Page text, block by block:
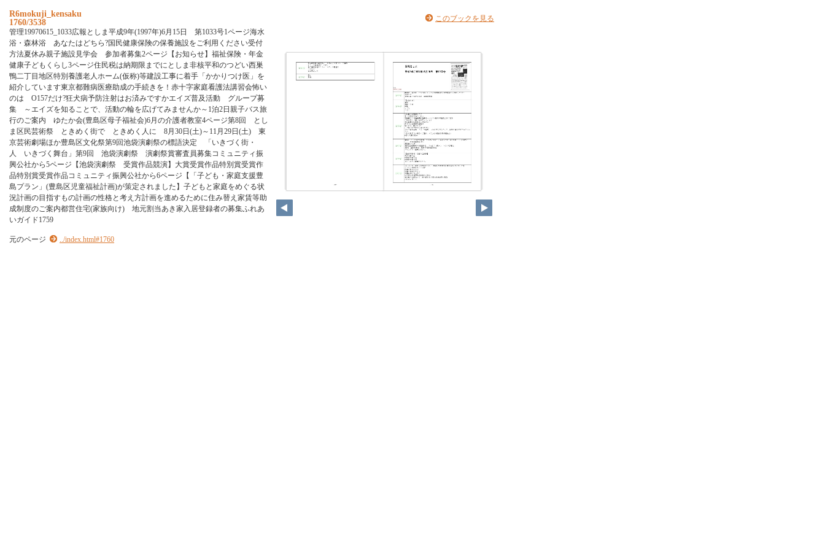
R6mokuji_kensaku
1760/3538
管理19970615_1033広報としま平成9年(1997年)6月15日 第1033号1ページ海水
浴・森林浴 あなたはどちら?国民健康保険の保養施設をご利用ください受付
方法夏休み親子施設見学会 参加者募集2ページ【お知らせ】福祉保険・年金
健康子どもくらし3ページ住民税は納期限までにとしま非核平和のつどい西巣
鴨二丁目地区特別養護老人ホーム(仮称)等建設工事に着手「かかりつけ医」を
紹介しています東京都難病医療助成の手続きを！赤十字家庭看護法講習会怖い
のは O157だけ?狂犬病予防注射はお済みですかエイズ普及活動 グループ募
集 ～エイズを知ることで、活動の輪を広げてみませんか～1泊2日親子バス旅
行のご案内 ゆたか会(豊島区母子福祉会)6月の介護者教室4ページ第8回 とし
ま区民芸術祭 ときめく街で ときめく人に 8月30日(土)～11月29日(土) 東
京芸術劇場ほか豊島区文化祭第9回池袋演劇祭の標語決定 「いきづく街・
人 いきづく舞台」第9回 池袋演劇祭 演劇祭賞審査員募集コミュニティ振
興公社から5ページ【池袋演劇祭 受賞作品競演】大賞受賞作品特別賞受賞作
品特別賞受賞作品コミュニティ振興公社から6ページ【「子ども・家庭支援豊
島プラン」(豊島区児童福祉計画)が策定されました】子どもと家庭をめぐる状
況計画の目指すもの計画の性格と考え方計画を進めるために住み替え家賃等助
成制度のご案内都営住宅(家族向け) 地元割当あき家入居登録者の募集ふれあ
いガイド1759
元のページ ../index.html#1760
このブックを見る